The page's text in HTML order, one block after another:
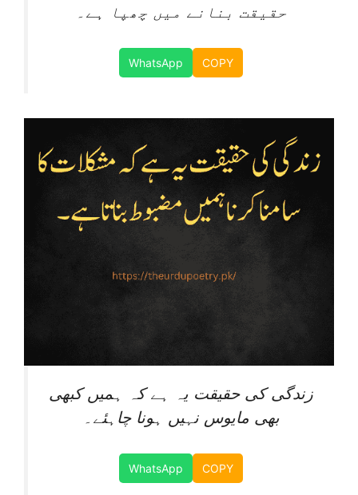
حقیقت بنانے میں چھپا ہے۔
WhatsApp COPY
زندگی کی حقیقت یہ ہے کہ ہمیں کبھی
بھی مایوس نہیں ہونا چاہئے۔
WhatsApp COPY